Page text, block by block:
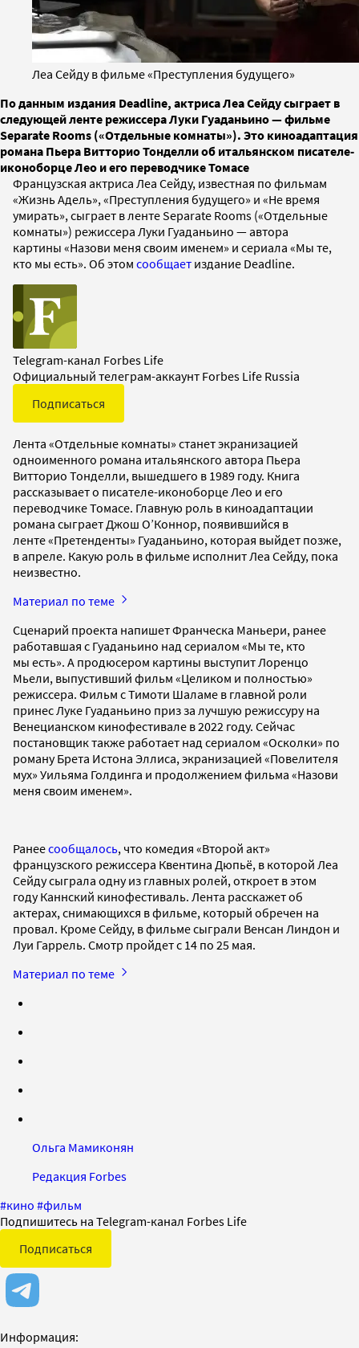
Леа Сейду в фильме «Преступления будущего»
По данным издания Deadline, актриса Леа Сейду сыграет в
следующей ленте режиссера Луки Гуаданьино — фильме
Separate Rooms («Отдельные комнаты»). Это киноадаптация
романа Пьера Витторио Тонделли об итальянском писателе-
иконоборце Лео и его переводчике Томасе
Французская актриса Леа Сейду, известная по фильмам
«Жизнь Адель», «Преступления будущего» и «Не время
умирать», сыграет в ленте Separate Rooms («Отдельные
комнаты») режиссера Луки Гуаданьино — автора
картины «Назови меня своим именем» и сериала «Мы те,
кто мы есть». Об этом сообщает издание Deadline.
Telegram-канал Forbes Life
Официальный телеграм-аккаунт Forbes Life Russia
Подписаться
Лента «Отдельные комнаты» станет экранизацией
одноименного романа итальянского автора Пьера
Витторио Тонделли, вышедшего в 1989 году. Книга
рассказывает о писателе-иконоборце Лео и его
переводчике Томасе. Главную роль в киноадаптации
романа сыграет Джош О’Коннор, появившийся в
ленте «Претенденты» Гуаданьино, которая выйдет позже,
в апреле. Какую роль в фильме исполнит Леа Сейду, пока
неизвестно.
Материал по теме
Сценарий проекта напишет Франческа Маньери, ранее
работавшая с Гуаданьино над сериалом «Мы те, кто
мы есть». А продюсером картины выступит Лоренцо
Мьели, выпустивший фильм «Целиком и полностью»
режиссера. Фильм с Тимоти Шаламе в главной роли
принес Луке Гуаданьино приз за лучшую режиссуру на
Венецианском кинофестивале в 2022 году. Сейчас
постановщик также работает над сериалом «Осколки» по
роману Брета Истона Эллиса, экранизацией «Повелителя
мух» Уильяма Голдинга и продолжением фильма «Назови
меня своим именем».
Ранеесообщалось, что комедия «Второй акт»
французского режиссера Квентина Дюпьё, в которой Леа
Сейду сыграла одну из главных ролей, откроет в этом
году Каннский кинофестиваль. Лента расскажет об
актерах, снимающихся в фильме, который обречен на
провал. Кроме Сейду, в фильме сыграли Венсан Линдон и
Луи Гаррель. Смотр пройдет с 14 по 25 мая.
Материал по теме
Ольга Мамиконян
Редакция Forbes
#кино #фильм
Подпишитесь на Telegram-канал Forbes Life
Подписаться
Информация: